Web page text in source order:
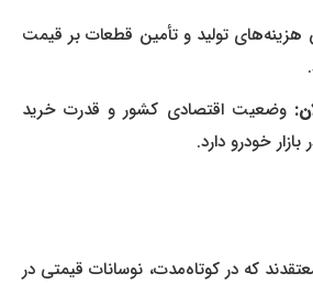
تولید و تأمین قطعات بر قیمت
اقتصادی کشور و قدرت خرید
خودرو دارد.
که در کوتاه‌مدت، نوسانات قیمتی در